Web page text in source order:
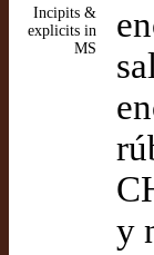
Incipits &
explicits in
MS
y